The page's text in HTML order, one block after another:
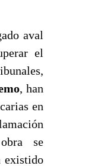
aval
el
, han
en
se
existido